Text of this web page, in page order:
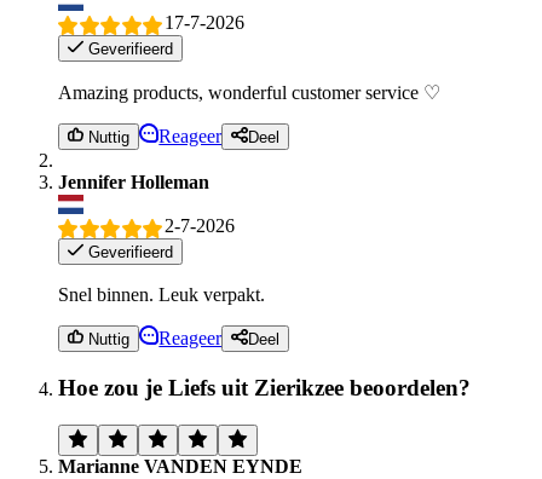
17-7-2026
Geverifieerd
Amazing products, wonderful customer service ♡
Nuttig Reageer Deel
Jennifer Holleman
2-7-2026
Geverifieerd
Snel binnen. Leuk verpakt.
Nuttig Reageer Deel
Hoe zou je Liefs uit Zierikzee beoordelen?
Marianne VANDEN EYNDE